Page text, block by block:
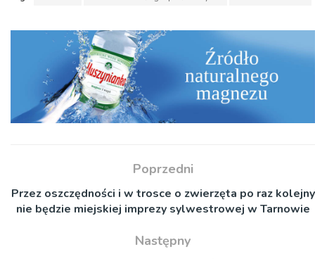
Poprzedni
Przez oszczędności i w trosce o zwierzęta po raz kolejny
nie będzie miejskiej imprezy sylwestrowej w Tarnowie
Następny